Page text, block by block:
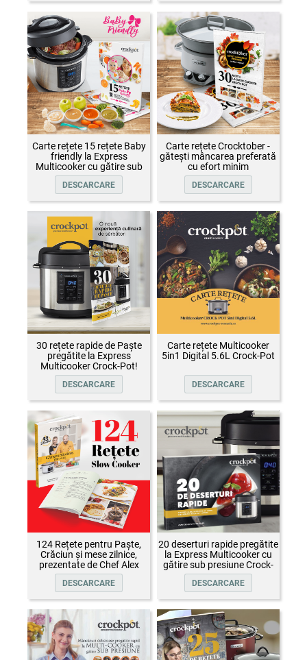
Carte rețete 15 rețete Baby
friendly la Express
Multicooker cu gătire sub
presiune Crock-Pot
DESCARCARE
Carte rețete Crocktober -
gătești mâncarea preferată
cu efort minim
DESCARCARE
30 rețete rapide de Paște
pregătite la Express
Multicooker Crock-Pot!
DESCARCARE
Carte rețete Multicooker
5in1 Digital 5.6L Crock-Pot
DESCARCARE
124 Rețete pentru Paște,
Crăciun și mese zilnice,
prezentate de Chef Alex
Cîrțu și invitații săi
DESCARCARE
20 deserturi rapide pregătite
la Express Multicooker cu
gătire sub presiune Crock-
Pot
DESCARCARE